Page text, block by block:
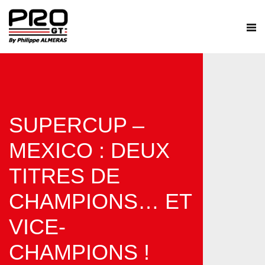
SUPERCUP –
MEXICO : DEUX
TITRES DE
CHAMPIONS… ET
VICE-
CHAMPIONS !